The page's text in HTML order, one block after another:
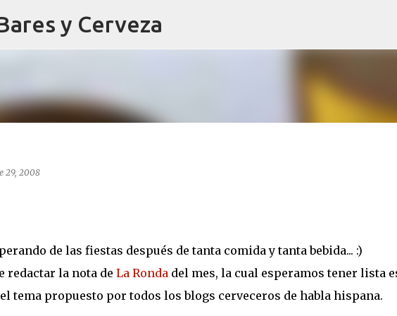
y Cerveza
29, 2008
de las fiestas después de tanta comida y tanta bebida... :)
redactar la nota de La Rondadel mes, la cual esperamos tener lista
tema propuesto por todos los blogs cerveceros de habla hispana.